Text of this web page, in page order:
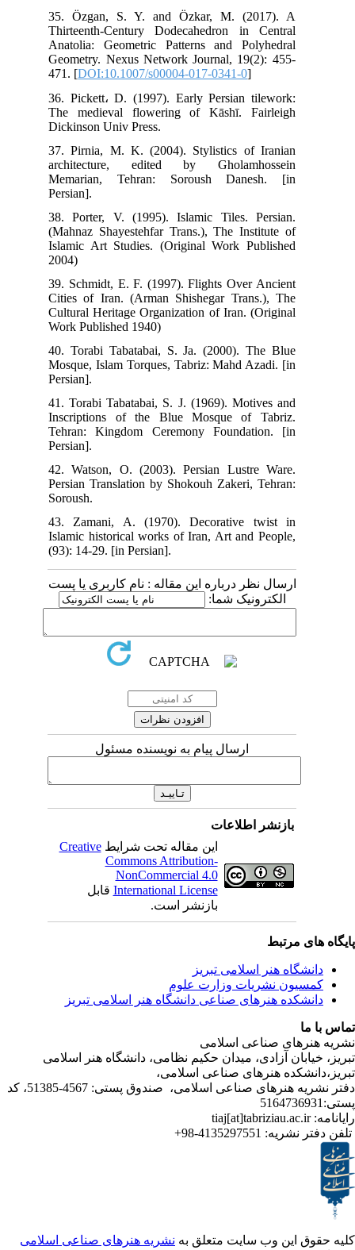
35. Özgan, S. Y. and Özkar, M. (2017). A
Thirteenth-Century Dodecahedron in Central
Anatolia: Geometric Patterns and Polyhedral
Geometry. Nexus Network Journal, 19(2): 455-
471. [DOI:10.1007/s00004-017-0341-0
36. Pickett، D. (1997). Early Persian tilework:
The medieval flowering of Kāshī. Fairleigh
37. Pirnia, M. K. (2004). Stylistics of Iranian
architecture, edited by Gholamhossein
Memarian, Tehran: Soroush Danesh. [in
38. Porter, V. (1995). Islamic Tiles. Persian.
(Mahnaz Shayestehfar Trans.), The Institute of
Islamic Art Studies. (Original Work Published
39. Schmidt, E. F. (1997). Flights Over Ancient
Cities of Iran. (Arman Shishegar Trans.), The
Cultural Heritage Organization of Iran. (Original
Work Published 1940)
40. Torabi Tabatabai, S. Ja. (2000). The Blue
Mosque, Islam Torques, Tabriz: Mahd Azadi. [in
41. Torabi Tabatabai, S. J. (1969). Motives and
Inscriptions of the Blue Mosque of Tabriz.
Tehran: Kingdom Ceremony Foundation. [in
42. Watson, O. (2003). Persian Lustre Ware.
Persian Translation by Shokouh Zakeri, Tehran:
43. Zamani, A. (1970). Decorative twist in
Islamic historical works of Iran, Art and People,
(93): 14-29. [in Persian].
ارسال نظر درباره این مقاله : نام کاربری یا پست
الکترونیک شما:
ارسال پیام به نویسنده مسئول
بازنشر اطلاعات
این مقاله تحت شرایطCreative
Commons Attribution-
NonCommercial 4.0
International Licenseقابل
بازنشر است.
مرتبط
هنر اسلامی تبریز
نشریات وزارت علوم
هنرهای صناعی دانشگاه هنر اسلامی تبریز
صناعی اسلامی
آزادی، میدان حکیم نظامی، دانشگاه هنر اسلامی
هنرهای صناعی اسلامی،
دفتر نشریه هنرهای صناعی اسلامی، صندوق پستی: 4567-51385، کد
نشریه:4135297551-98+
این وب سایت متعلق بهنشریه هنرهای صناعی اسلامی